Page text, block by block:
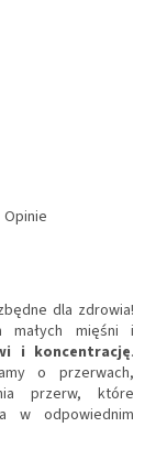
Opinie
dla zdrowia!
małych mięśni i
i koncentrację.
o przerwach,
przerw, które
w odpowiednim